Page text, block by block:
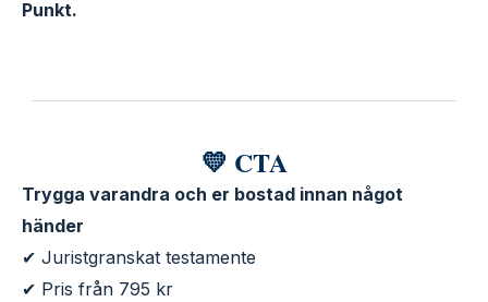
Punkt.
💛 CTA
Trygga varandra och er bostad innan något
händer
✔ Juristgranskat testamente
✔ Pris från 795 kr